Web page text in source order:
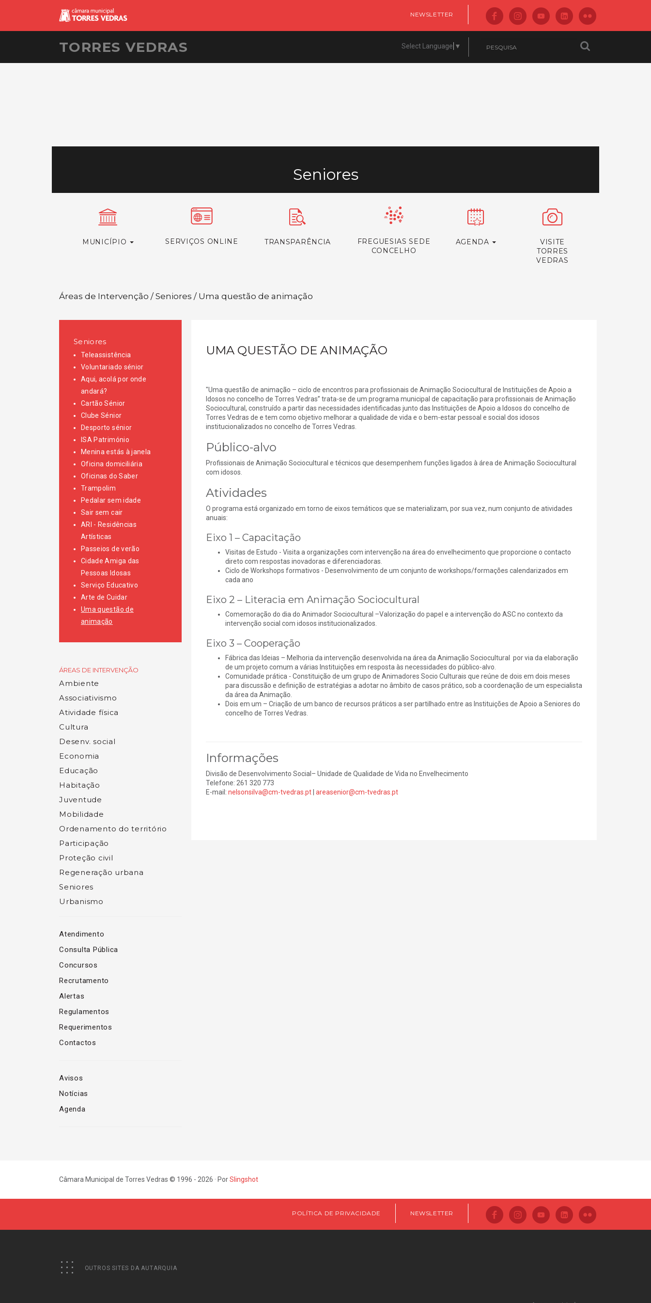
NEWSLETTER
TORRES VEDRAS Select Language ▼
Seniores
MUNICÍPIO SERVIÇOS ONLINE TRANSPARÊNCIA
FREGUESIAS SEDE
CONCELHO
AGENDA
VISITE
TORRES
VEDRAS
Áreas de Intervenção / Seniores / Uma questão de animação
Seniores
Teleassistência
Voluntariado sénior
Aqui, acolá por onde
andará?
Cartão Sénior
Clube Sénior
Desporto sénior
ISA Património
Menina estás à janela
Oficina domiciliária
Oficinas do Saber
Trampolim
Pedalar sem idade
Sair sem cair
ARI - Residências
Artísticas
Passeios de verão
Cidade Amiga das
Pessoas Idosas
Serviço Educativo
Arte de Cuidar
Uma questão de
animação
ÁREAS DE INTERVENÇÃO
Ambiente
Associativismo
Atividade física
Cultura
Desenv. social
Economia
Educação
Habitação
Juventude
Mobilidade
Ordenamento do território
Participação
Proteção civil
Regeneração urbana
Seniores
Urbanismo
Atendimento
Consulta Pública
Concursos
Recrutamento
Alertas
Regulamentos
Requerimentos
Contactos
Avisos
Notícias
Agenda
UMA QUESTÃO DE ANIMAÇÃO
"Uma questão de animação – ciclo de encontros para profissionais de Animação Sociocultural de Instituições de Apoio a
Idosos no concelho de Torres Vedras” trata-se de um programa municipal de capacitação para profissionais de Animação
Sociocultural, construído a partir das necessidades identificadas junto das Instituições de Apoio a Idosos do concelho de
Torres Vedras de e tem como objetivo melhorar a qualidade de vida e o bem-estar pessoal e social dos idosos
institucionalizados no concelho de Torres Vedras.
Público-alvo
Profissionais de Animação Sociocultural e técnicos que desempenhem funções ligados à área de Animação Sociocultural
com idosos.
Atividades
O programa está organizado em torno de eixos temáticos que se materializam, por sua vez, num conjunto de atividades
anuais:
Eixo 1 – Capacitação
Visitas de Estudo - Visita a organizações com intervenção na área do envelhecimento que proporcione o contacto
direto com respostas inovadoras e diferenciadoras.
Ciclo de Workshops formativos - Desenvolvimento de um conjunto de workshops/formações calendarizados em
cada ano
Eixo 2 – Literacia em Animação Sociocultural
Comemoração do dia do Animador Sociocultural –Valorização do papel e a intervenção do ASC no contexto da
intervenção social com idosos institucionalizados.
Eixo 3 – Cooperação
Fábrica das Ideias – Melhoria da intervenção desenvolvida na área da Animação Sociocultural por via da elaboração
de um projeto comum a várias Instituições em resposta às necessidades do público-alvo.
Comunidade prática - Constituição de um grupo de Animadores Socio Culturais que reúne de dois em dois meses
para discussão e definição de estratégias a adotar no âmbito de casos prático, sob a coordenação de um especialista
da área da Animação.
Dois em um – Criação de um banco de recursos práticos a ser partilhado entre as Instituições de Apoio a Seniores do
concelho de Torres Vedras.
Informações
Divisão de Desenvolvimento Social– Unidade de Qualidade de Vida no Envelhecimento
Telefone: 261 320 773
E-mail: nelsonsilva@cm-tvedras.pt| areasenior@cm-tvedras.pt
Câmara Municipal de Torres Vedras © 1996 - 2026 · PorSlingshot
POLÍTICA DE PRIVACIDADE NEWSLETTER
OUTROS SITES DA AUTARQUIA